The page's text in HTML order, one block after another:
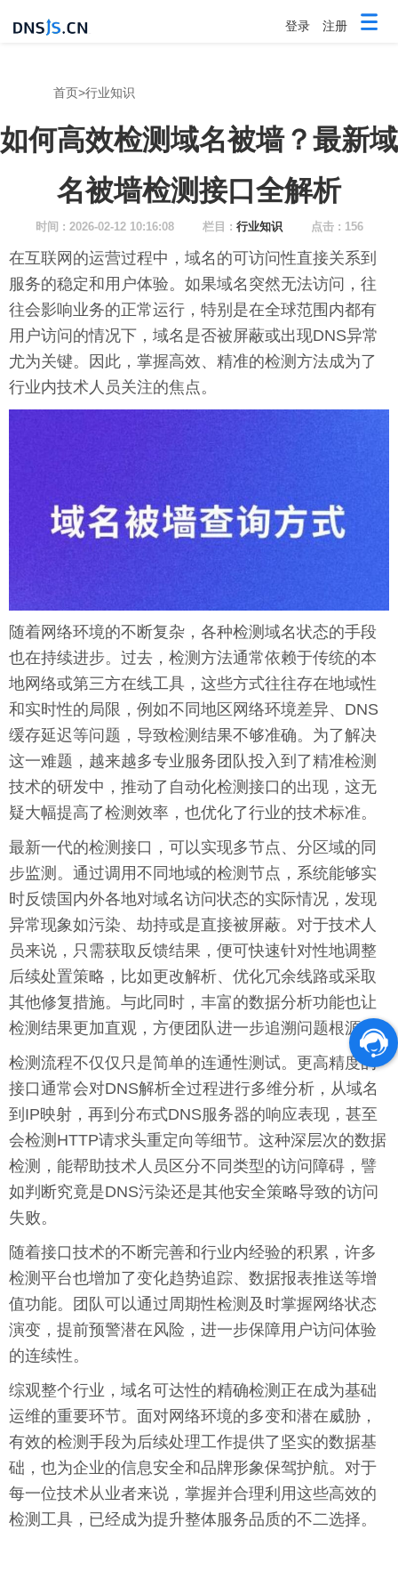
登录 注册
首页 >行业知识
如何高效检测域名被墙？最新域
名被墙检测接口全解析
时间 : 2026-02-12 10:16:08 栏目 : 行业知识 点击 : 156
在互联网的运营过程中，域名的可访问性直接关系到
服务的稳定和用户体验。如果域名突然无法访问，往
往会影响业务的正常运行，特别是在全球范围内都有
用户访问的情况下，域名是否被屏蔽或出现DNS异常
尤为关键。因此，掌握高效、精准的检测方法成为了
行业内技术人员关注的焦点。
随着网络环境的不断复杂，各种检测域名状态的手段
也在持续进步。过去，检测方法通常依赖于传统的本
地网络或第三方在线工具，这些方式往往存在地域性
和实时性的局限，例如不同地区网络环境差异、DNS
缓存延迟等问题，导致检测结果不够准确。为了解决
这一难题，越来越多专业服务团队投入到了精准检测
技术的研发中，推动了自动化检测接口的出现，这无
疑大幅提高了检测效率，也优化了行业的技术标准。
最新一代的检测接口，可以实现多节点、分区域的同
步监测。通过调用不同地域的检测节点，系统能够实
时反馈国内外各地对域名访问状态的实际情况，发现
异常现象如污染、劫持或是直接被屏蔽。对于技术人
员来说，只需获取反馈结果，便可快速针对性地调整
后续处置策略，比如更改解析、优化冗余线路或采取
其他修复措施。与此同时，丰富的数据分析功能也让
检测结果更加直观，方便团队进一步追溯问题根源。
检测流程不仅仅只是简单的连通性测试。更高精度的
接口通常会对DNS解析全过程进行多维分析，从域名
到IP映射，再到分布式DNS服务器的响应表现，甚至
会检测HTTP请求头重定向等细节。这种深层次的数据
检测，能帮助技术人员区分不同类型的访问障碍，譬
如判断究竟是DNS污染还是其他安全策略导致的访问
失败。
随着接口技术的不断完善和行业内经验的积累，许多
检测平台也增加了变化趋势追踪、数据报表推送等增
值功能。团队可以通过周期性检测及时掌握网络状态
演变，提前预警潜在风险，进一步保障用户访问体验
的连续性。
综观整个行业，域名可达性的精确检测正在成为基础
运维的重要环节。面对网络环境的多变和潜在威胁，
有效的检测手段为后续处理工作提供了坚实的数据基
础，也为企业的信息安全和品牌形象保驾护航。对于
每一位技术从业者来说，掌握并合理利用这些高效的
检测工具，已经成为提升整体服务品质的不二选择。